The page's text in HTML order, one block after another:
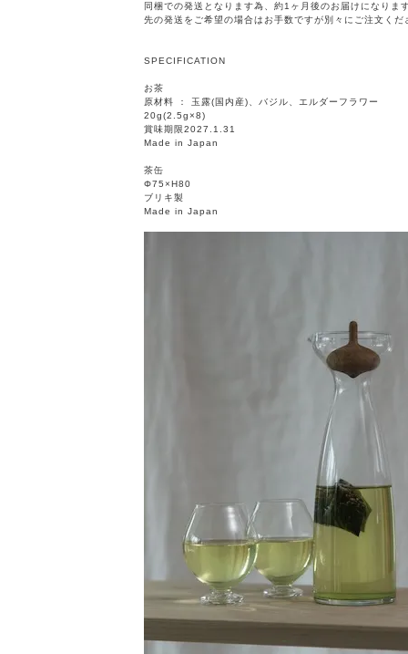
同梱での発送となります為、約1ヶ月後のお届けになりま
先の発送をご希望の場合はお手数ですが別々にご注文くだ
SPECIFICATION
お茶
原材料 ： 玉露(国内産)、バジル、エルダーフラワー
20g(2.5g×8)
賞味期限2027.1.31
Made in Japan
茶缶
Φ75×H80
ブリキ製
Made in Japan